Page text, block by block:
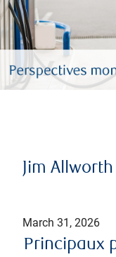
Jim Allworth
March 31, 2026
Principaux